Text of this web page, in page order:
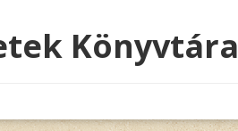
Könyvtára